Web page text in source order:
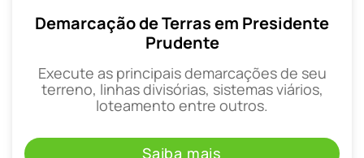
Demarcação de Terras em Presidente
Prudente
Execute as principais demarcações de seu
terreno, linhas divisórias, sistemas viários,
loteamento entre outros.
Saiba mais